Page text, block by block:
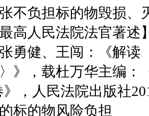
不负担标的物毁损、
最高人民法院法官著述
勇健、王闯：《解读
》，载杜万华主编：
》，人民法院出版社
标的物风险负担